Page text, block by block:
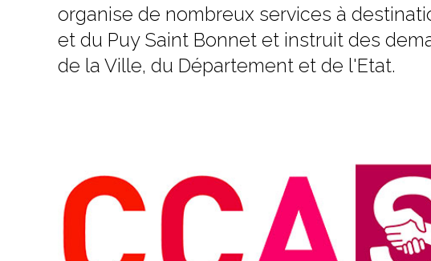
organise de nombreux services à
et du Puy Saint Bonnet et instruit des
de la Ville, du Département et de l'Etat.